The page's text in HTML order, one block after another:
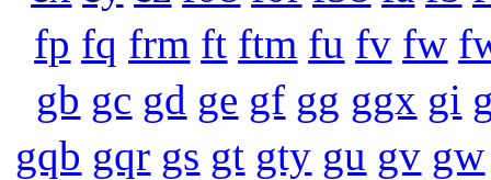
fp fq frm ft ftm fu fv fw
gb gc gd ge gf gg ggx gi
gqb gqr gs gt gty gu gv gw